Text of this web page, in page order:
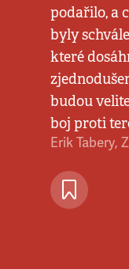
podařilo, a
byly
které
budou
boj proti
Erik Tabery,